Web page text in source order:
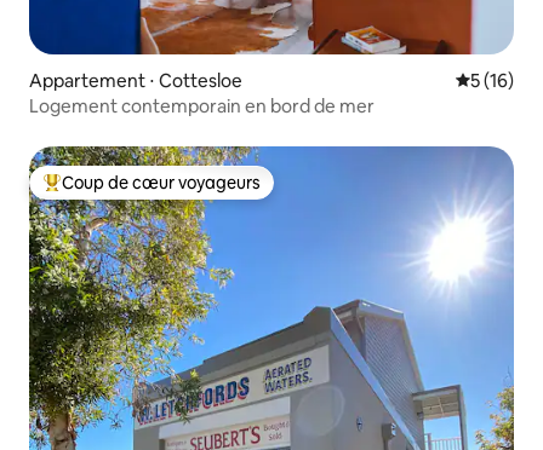
Appartement ⋅ Cottesloe
5 (16)
Logement contemporain en bord de mer
Coups de cœur voyageurs les plus appréciés
Coup de cœur voyageurs